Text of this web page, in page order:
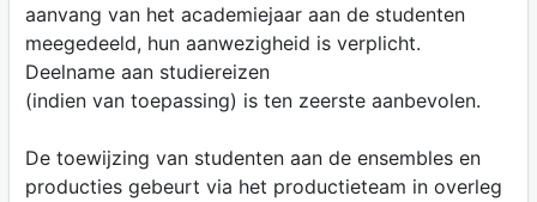
aanvang van het academiejaar aan de studenten
meegedeeld, hun aanwezigheid is verplicht.
Deelname aan studiereizen
(indien van toepassing) is ten zeerste aanbevolen.
De toewijzing van studenten aan de ensembles en
producties gebeurt via het productieteam in overleg